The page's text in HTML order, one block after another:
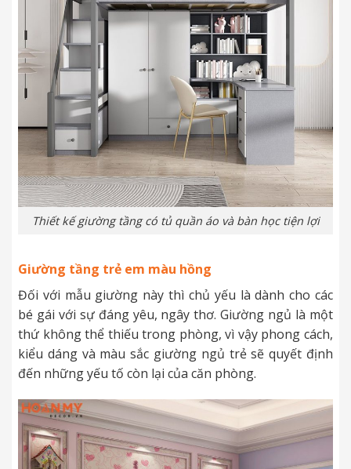
Thiết kế giường tầng có tủ quần áo và bàn học tiện lợi
Giường tầng trẻ em màu hồng
Đối với mẫu giường này thì chủ yếu là dành cho các
bé gái với sự đáng yêu, ngây thơ. Giường ngủ là một
thứ không thể thiếu trong phòng, vì vậy phong cách,
kiểu dáng và màu sắc giường ngủ trẻ sẽ quyết định
đến những yếu tố còn lại của căn phòng.